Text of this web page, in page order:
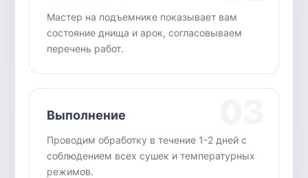
Мастер на подъемнике показывает вам
состояние днища и арок, согласовываем
перечень работ.
Выполнение
Проводим обработку в течение 1-2 дней с
соблюдением всех сушек и температурных
режимов.